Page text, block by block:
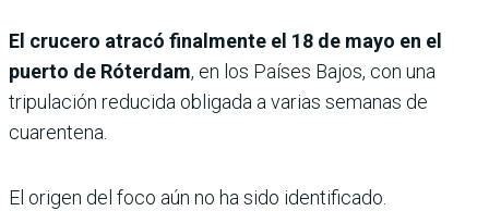
El crucero atracó finalmente el 18 de mayo en el
puerto de Róterdam, en los Países Bajos, con una
tripulación reducida obligada a varias semanas de
cuarentena.
El origen del foco aún no ha sido identificado.